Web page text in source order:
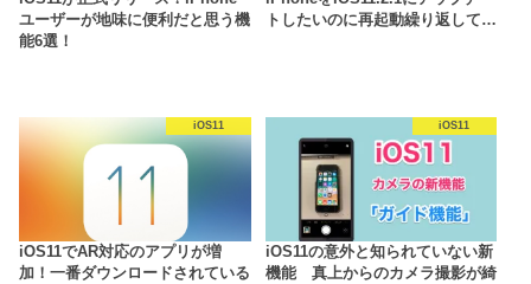
ユーザーが地味に便利だと思う機
能6選！
トしたいのに再起動繰り返して…
iOS11
iOS11でAR対応のアプリが増
加！一番ダウンロードされている
iOS11
iOS11の意外と知られていない新
機能 真上からのカメラ撮影が綺